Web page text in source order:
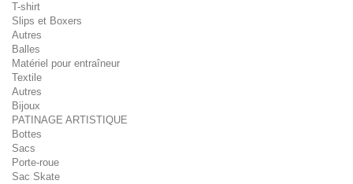
T-shirt
Slips et Boxers
Autres
Balles
Matériel pour entraîneur
Textile
Autres
Bijoux
PATINAGE ARTISTIQUE
Bottes
Sacs
Porte-roue
Sac Skate